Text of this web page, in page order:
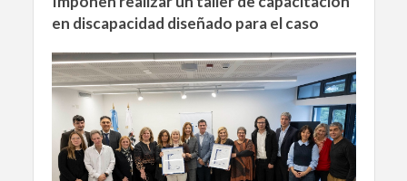
en discapacidad diseñado para el caso